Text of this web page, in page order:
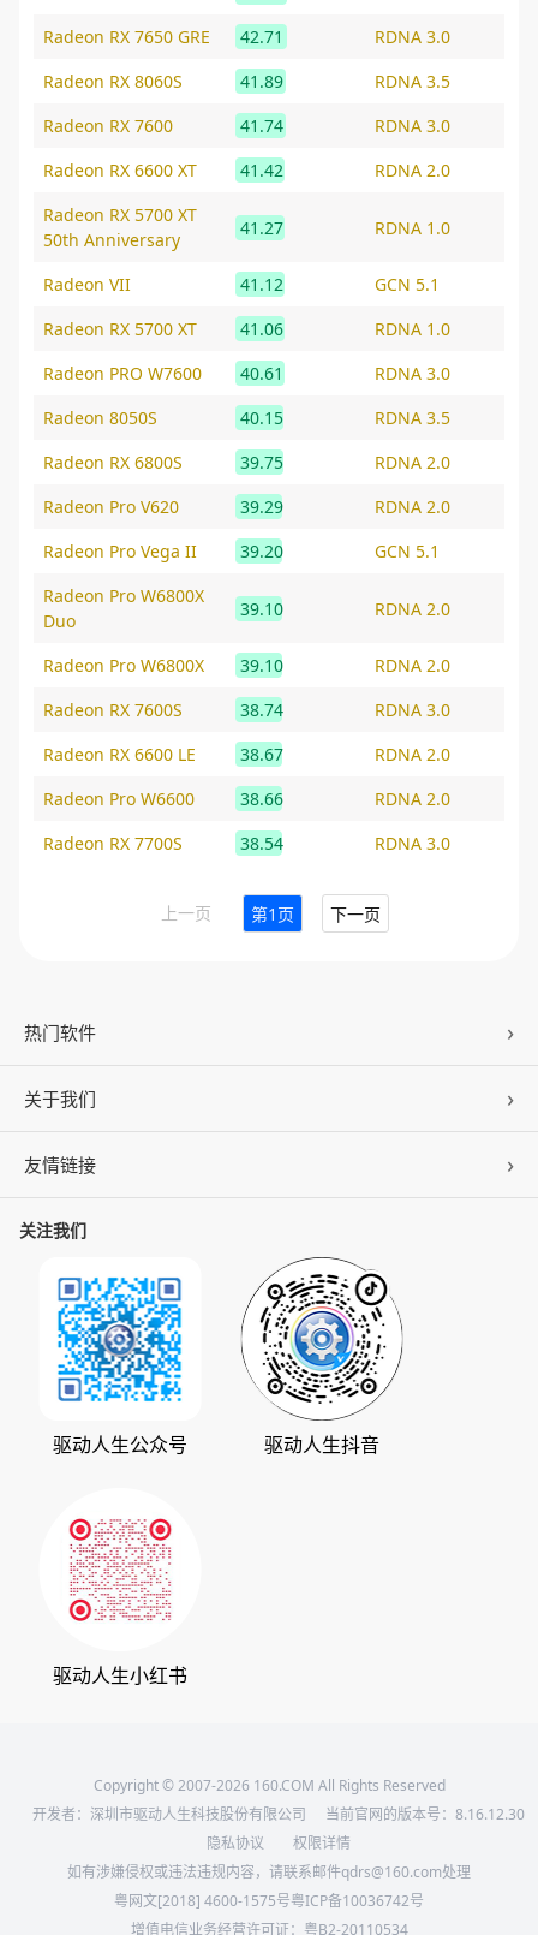
Radeon RX 7650 GRE
42.71
RDNA 3.0
Radeon RX 8060S
41.89
RDNA 3.5
Radeon RX 7600
41.74
RDNA 3.0
Radeon RX 6600 XT
41.42
RDNA 2.0
Radeon RX 5700 XT
50th Anniversary
41.27 RDNA 1.0
Radeon VII 41.12
GCN 5.1
Radeon RX 5700 XT
41.06
RDNA 1.0
Radeon PRO W7600
40.61
RDNA 3.0
Radeon 8050S
40.15
RDNA 3.5
Radeon RX 6800S
39.75
RDNA 2.0
Radeon Pro V620
39.29
RDNA 2.0
Radeon Pro Vega II
39.20
GCN 5.1
Radeon Pro W6800X
Duo
39.10 RDNA 2.0
Radeon Pro W6800X 39.10
RDNA 2.0
Radeon RX 7600S
38.74
RDNA 3.0
Radeon RX 6600 LE
38.67
RDNA 2.0
Radeon Pro W6600
38.66
RDNA 2.0
Radeon RX 7700S
38.54 RDNA 3.0
上一页 第1页 下一页
热门软件
驱动人生
百页窗
数据救星
人生日历
关于我们
公司概况
公司动态
发展历程
支持中心
版权声明
友情链接
ZOL下载
华军软件园
系统之家
下载之家
驱动大师
天极下载
关注我们
驱动人生公众号 驱动人生抖音
驱动人生小红书
Copyright © 2007-2026 160.COM All Rights Reserved
开发者：深圳市驱动人生科技股份有限公司
当前官网的版本号： 8.16.12.30
隐私协议
权限详情
如有涉嫌侵权或违法违规内容，请联系邮件qdrs@160.com处理
粤网文[2018] 4600-1575号粤ICP备10036742号
增值电信业务经营许可证：粤B2-20110534